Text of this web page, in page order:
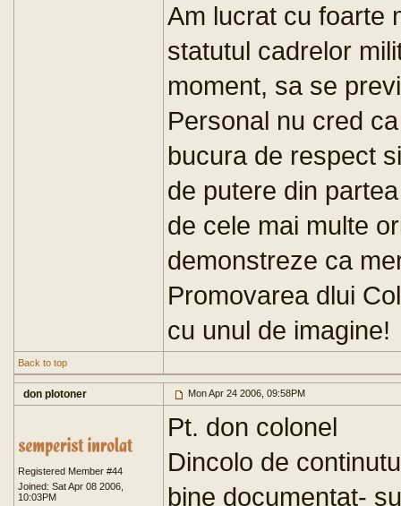
Am lucrat cu foarte
statutul cadrelor
moment, sa se
Personal nu cred
bucura de respect
de putere din
de cele mai multe
demonstreze ca
Promovarea dlui
cu unul de imagine!
Back to top
don plotoner Mon Apr 24 2006, 09:58PM
Registered Member #44
Joined: Sat Apr 08 2006,
10:03PM
Pt. don colonel
Dincolo de
bine documentat-